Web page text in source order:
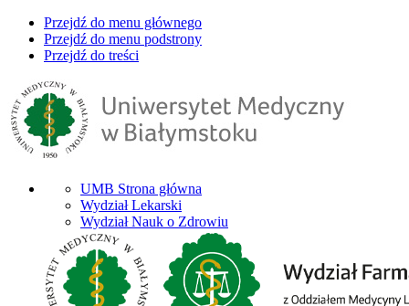
Przejdź do menu głównego
Przejdź do menu podstrony
Przejdź do treści
UMB Strona główna
Wydział Lekarski
Wydział Nauk o Zdrowiu